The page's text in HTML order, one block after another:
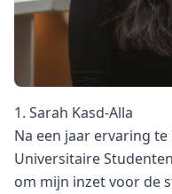
1. Sarah Kasd-Alla
Na een jaar ervaring
Universitaire
om mijn inzet voor de